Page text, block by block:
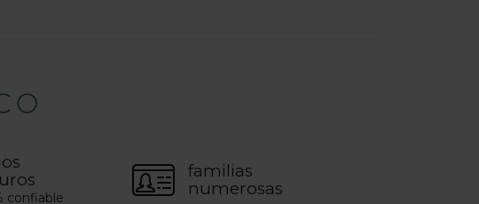
confiable
familias
numerosas